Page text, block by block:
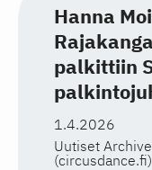
Hanna
palkittiin
1.4.2026
Uutiset
(circusdance.fi)